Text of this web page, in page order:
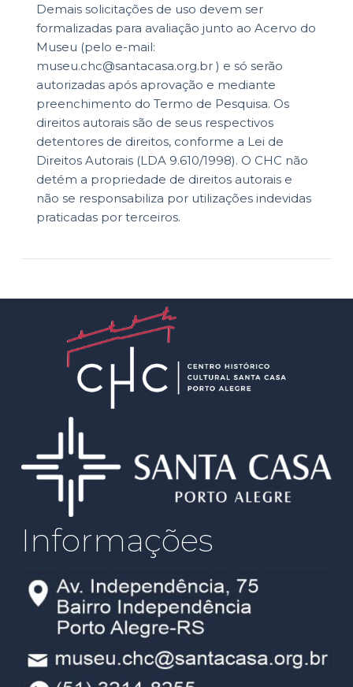
Demais solicitações de uso devem ser
formalizadas para avaliação junto ao Acervo do
Museu (pelo e-mail:
museu.chc@santacasa.org.br ) e só serão
autorizadas após aprovação e mediante
preenchimento do Termo de Pesquisa. Os
direitos autorais são de seus respectivos
detentores de direitos, conforme a Lei de
Direitos Autorais (LDA 9.610/1998). O CHC não
detém a propriedade de direitos autorais e
não se responsabiliza por utilizações indevidas
praticadas por terceiros.
Informações